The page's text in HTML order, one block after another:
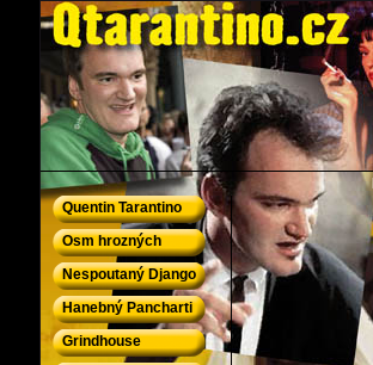
QTarantino.cz - Quentin Tarantino
Quentin Tarantino
Osm hrozných
Nespoutaný Django
Hanebný Pancharti
Grindhouse